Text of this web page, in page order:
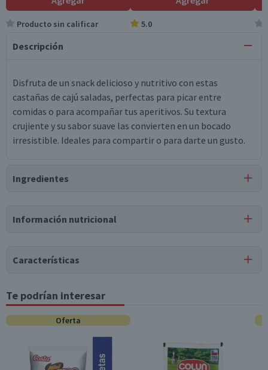
Producto sin calificar 5.0
Descripción
Disfruta de un snack delicioso y nutritivo con estas
castañas de cajú saladas, perfectas para picar entre
comidas o para acompañar tus aperitivos. Su textura
crujiente y su sabor suave las convierten en un bocado
irresistible. Ideales para compartir o para darte un gusto.
Ingredientes
Puede contener
Información nutricional
Tabla nutricional
Por cada 100g/ml
Energía (kCal) 581 174,3
Características
Tipo de Producto
Castañas de Cajú
Almacenamiento
Conservar en un lugar fresco y seco
Envase
Te podrían interesar
Oferta